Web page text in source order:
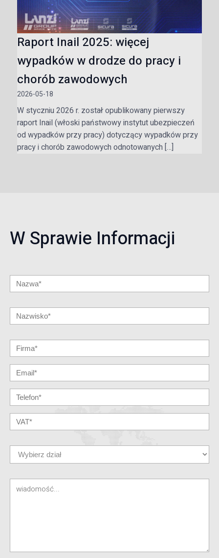
Raport Inail 2025: więcej
wypadków w drodze do pracy i
chorób zawodowych
2026-05-18
W styczniu 2026 r. został opublikowany pierwszy
raport Inail (włoski państwowy instytut ubezpieczeń
od wypadków przy pracy) dotyczący wypadków przy
pracy i chorób zawodowych odnotowanych […]
W Sprawie Informacji